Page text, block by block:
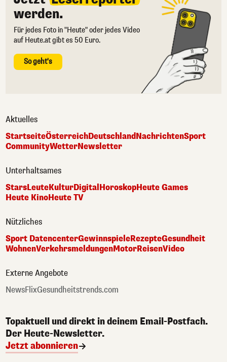
werden.
Für jedes Foto in "Heute" oder jedes Video
auf Heute.at gibt es 50 Euro.
So geht's
Aktuelles
StartseiteÖsterreichDeutschlandNachrichtenSport
CommunityWetterNewsletter
Unterhaltsames
StarsLeuteKulturDigitalHoroskopHeute Games
Heute KinoHeute TV
Nützliches
Sport DatencenterGewinnspieleRezepteGesundheit
WohnenVerkehrsmeldungenMotorReisenVideo
Externe Angebote
NewsFlixGesundheitstrends.com
Topaktuell und direkt in deinem Email-Postfach.
Der Heute-Newsletter.
Jetzt abonnieren